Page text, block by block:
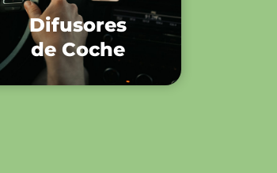
Difusores
de Coche